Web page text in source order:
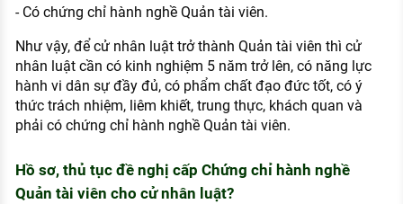
- Có chứng chỉ hành nghề Quản tài viên.
Như vậy, để cử nhân luật trở thành Quản tài viên thì cử
nhân luật cần có kinh nghiệm 5 năm trở lên, có năng lực
hành vi dân sự đầy đủ, có phẩm chất đạo đức tốt, có ý
thức trách nhiệm, liêm khiết, trung thực, khách quan và
phải có chứng chỉ hành nghề Quản tài viên.
Hồ sơ, thủ tục đề nghị cấp Chứng chỉ hành nghề
Quản tài viên cho cử nhân luật?